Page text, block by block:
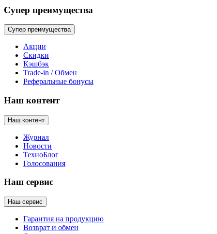
Супер преимущества
Супер преимущества
Акции
Скидки
Кэшбэк
Trade-in / Обмен
Реферальные бонусы
Наш контент
Наш контент
Журнал
Новости
ТехноБлог
Голосования
Наш сервис
Наш сервис
Гарантия на продукцию
Возврат и обмен